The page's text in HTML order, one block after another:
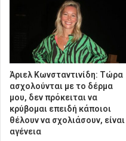
Άριελ Κωνσταντινίδη: Τώρα
ασχολούνται με το δέρμα
μου, δεν πρόκειται να
κρύβομαι επειδή κάποιοι
θέλουν να σχολιάσουν, είναι
αγένεια